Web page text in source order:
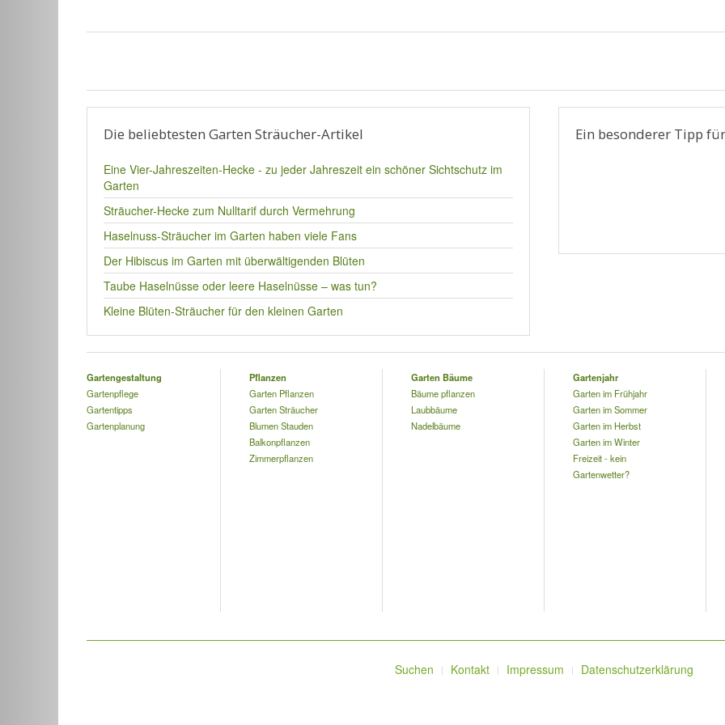
Die beliebtesten Garten Sträucher-Artikel
Eine Vier-Jahreszeiten-Hecke - zu jeder Jahreszeit ein schöner Sichtschutz im
Garten
Sträucher-Hecke zum Nulltarif durch Vermehrung
Haselnuss-Sträucher im Garten haben viele Fans
Der Hibiscus im Garten mit überwältigenden Blüten
Taube Haselnüsse oder leere Haselnüsse – was tun?
Kleine Blüten-Sträucher für den kleinen Garten
Ein besonderer Tipp
Gartengestaltung
Gartenpflege
Gartentipps
Gartenplanung
Pflanzen
Garten Pflanzen
Garten Sträucher
Blumen Stauden
Balkonpflanzen
Zimmerpflanzen
Garten Bäume
Bäume pflanzen
Laubbäume
Nadelbäume
Gartenjahr
Garten im Frühjahr
Garten im Sommer
Garten im Herbst
Garten im Winter
Freizeit - kein
Gartenwetter?
Suchen Kontakt Impressum Datenschutzerklärung